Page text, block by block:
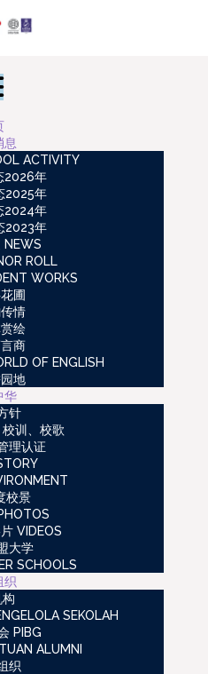
息
ACTIVITY
2026年
2025年
2024年
2023年
NEWS
ROLL
WORKS
圃
情
绘
商
OF ENGLISH
地
华
针
训、校歌
理认证
校景
VIDEOS
大学
SCHOOLS
织
构
SEKOLAH
PIBG
ALUMNI
织